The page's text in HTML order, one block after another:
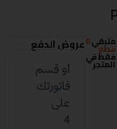
متبقي0
قطع
فقط في
المتجر
عروض الدفع